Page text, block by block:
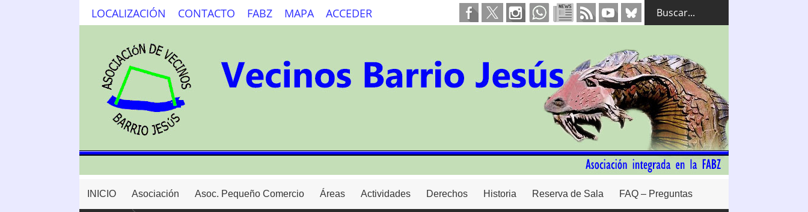
LOCALIZACIÓN CONTACTO FABZ MAPA ACCEDER
INICIO Asociación Asoc. Pequeño Comercio Áreas Actividades Derechos Historia Reserva de Sala FAQ – Preguntas